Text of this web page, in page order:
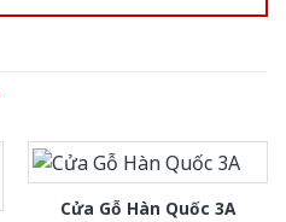
Cửa Gỗ Hàn Quốc 3A